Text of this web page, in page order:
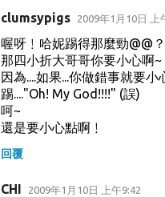
clumsypigs 2009年1月10日 上
喔呀﹗哈妮踢得那麼勁@@？
那四小折大哥哥你要小心啊~
因為....如果...你做錯事就要小
踢...."Oh! My God!!!!" (誤)
呵~
還是要小心點啊﹗
回覆
CHI 2009年1月10日 上午9:42